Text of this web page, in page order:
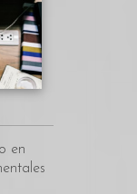
en